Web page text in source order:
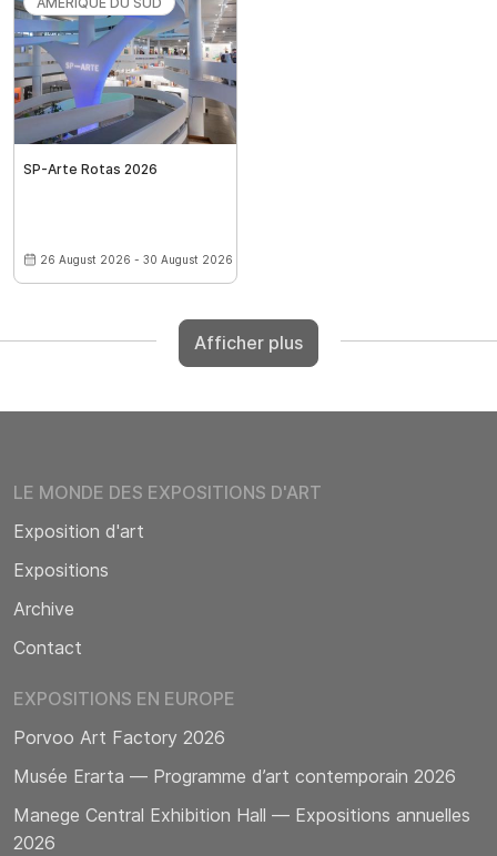
SP-Arte Rotas 2026
26 August 2026 - 30 August 2026
Afficher plus
LE MONDE DES EXPOSITIONS D'ART
Exposition d'art
Expositions
Archive
Contact
EXPOSITIONS EN EUROPE
Porvoo Art Factory 2026
Musée Erarta — Programme d’art contemporain 2026
Manege Central Exhibition Hall — Expositions annuelles
2026